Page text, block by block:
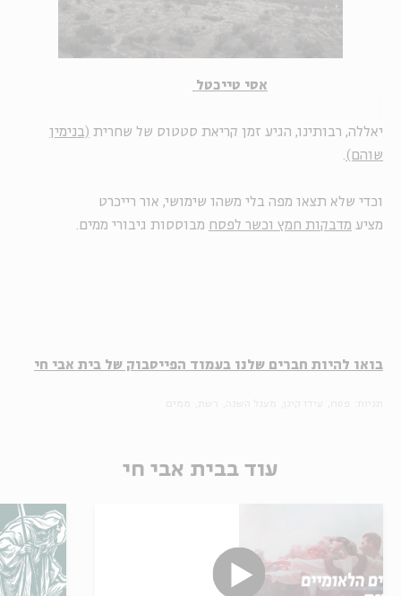
אסי טייכטל
יאללה, רבותינו, הגיע זמן קריאת סטטוס של שחרית (בנימין
שוהם)
וכדי שלא תצאו מפה בלי משהו שימושי, אור רייכרט
מציע מדבקות חמץ וכשר לפסח מבוססות גיבורי ממים.
בואו להיות חברים שלנו בעמוד הפייסבוק של בית אבי חי
עוד בבית אבי חי